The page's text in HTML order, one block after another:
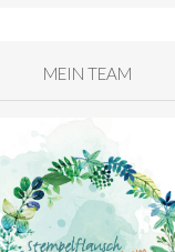
MEIN TEAM